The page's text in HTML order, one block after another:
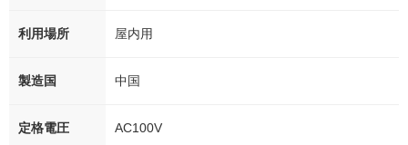
利用場所 屋内用
製造国 中国
定格電圧 AC100V